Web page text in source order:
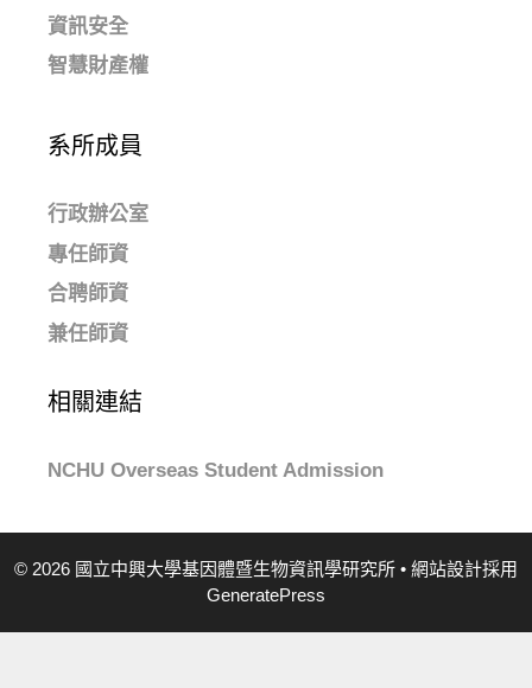
資訊安全
智慧財產權
系所成員
行政辦公室
專任師資
合聘師資
兼任師資
相關連結
NCHU Overseas Student Admission
© 2026 國立中興大學基因體暨生物資訊學研究所 • 網站設計採用
GeneratePress